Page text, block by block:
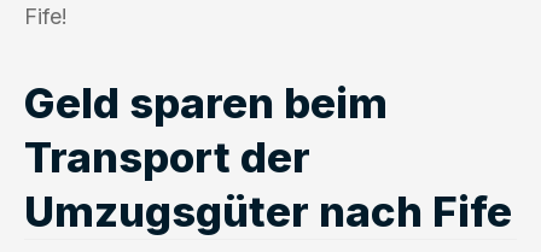
Fife!
Geld sparen beim
Transport der
Umzugsgüter nach Fife